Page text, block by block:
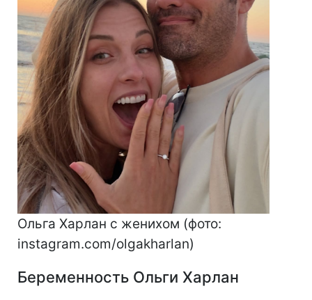
Ольга Харлан с женихом (фото:
instagram.com/olgakharlan)
Беременность Ольги Харлан